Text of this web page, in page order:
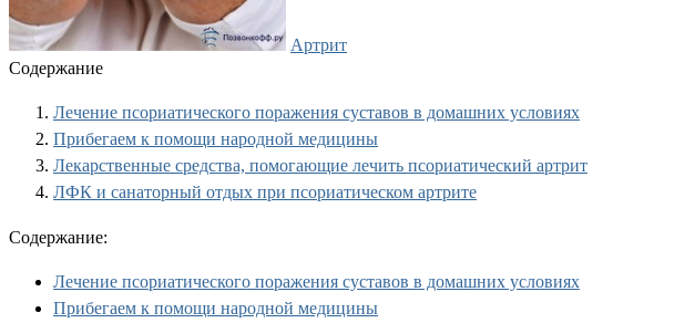
Артрит
Содержание
Лечение псориатического поражения суставов в домашних условиях
Прибегаем к помощи народной медицины
Лекарственные средства, помогающие лечить псориатический артрит
ЛФК и санаторный отдых при псориатическом артрите
Содержание:
Лечение псориатического поражения суставов в домашних условиях
Прибегаем к помощи народной медицины